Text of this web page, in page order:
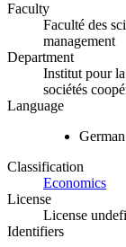
Faculty
Faculté des
management
Department
Institut pour
sociétés
Language
German
Classification
Economics
License
License
Identifiers